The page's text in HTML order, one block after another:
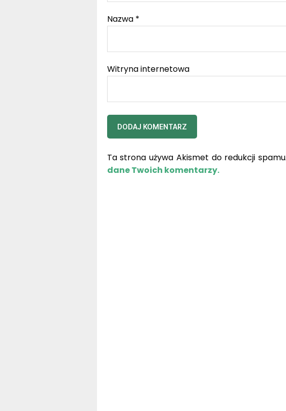
Nazwa *
Witryna internetowa
Ta strona używa Akismet do redukcji spamu.
dane Twoich komentarzy.